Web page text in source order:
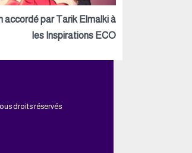
accordé par Tarik Elmalki à
les Inspirations ECO
droits réservés